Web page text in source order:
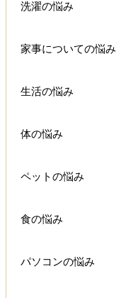
洗濯の悩み
家事についての悩み
生活の悩み
体の悩み
ペットの悩み
食の悩み
パソコンの悩み